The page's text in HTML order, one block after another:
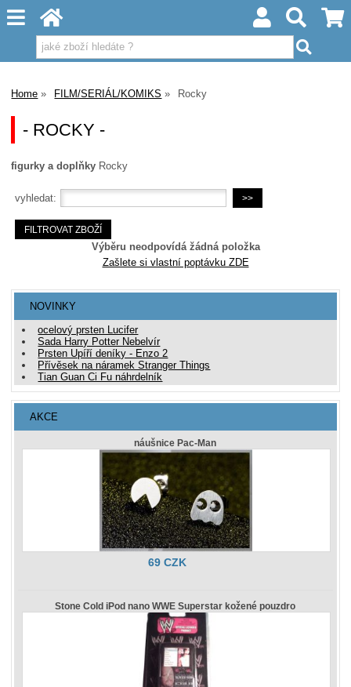
Home FILM/SERIÁL/KOMIKS Rocky
- ROCKY -
figurky a doplňky Rocky
vyhledat:
Výběru neodpovídá žádná položka
Zašlete si vlastní poptávku ZDE
NOVINKY
ocelový prsten Lucifer
Sada Harry Potter Nebelvír
Prsten Upíří deníky - Enzo 2
Přívěsek na náramek Stranger Things
Tian Guan Ci Fu náhrdelník
AKCE
náušnice Pac-Man
69 CZK
Stone Cold iPod nano WWE Superstar kožené pouzdro